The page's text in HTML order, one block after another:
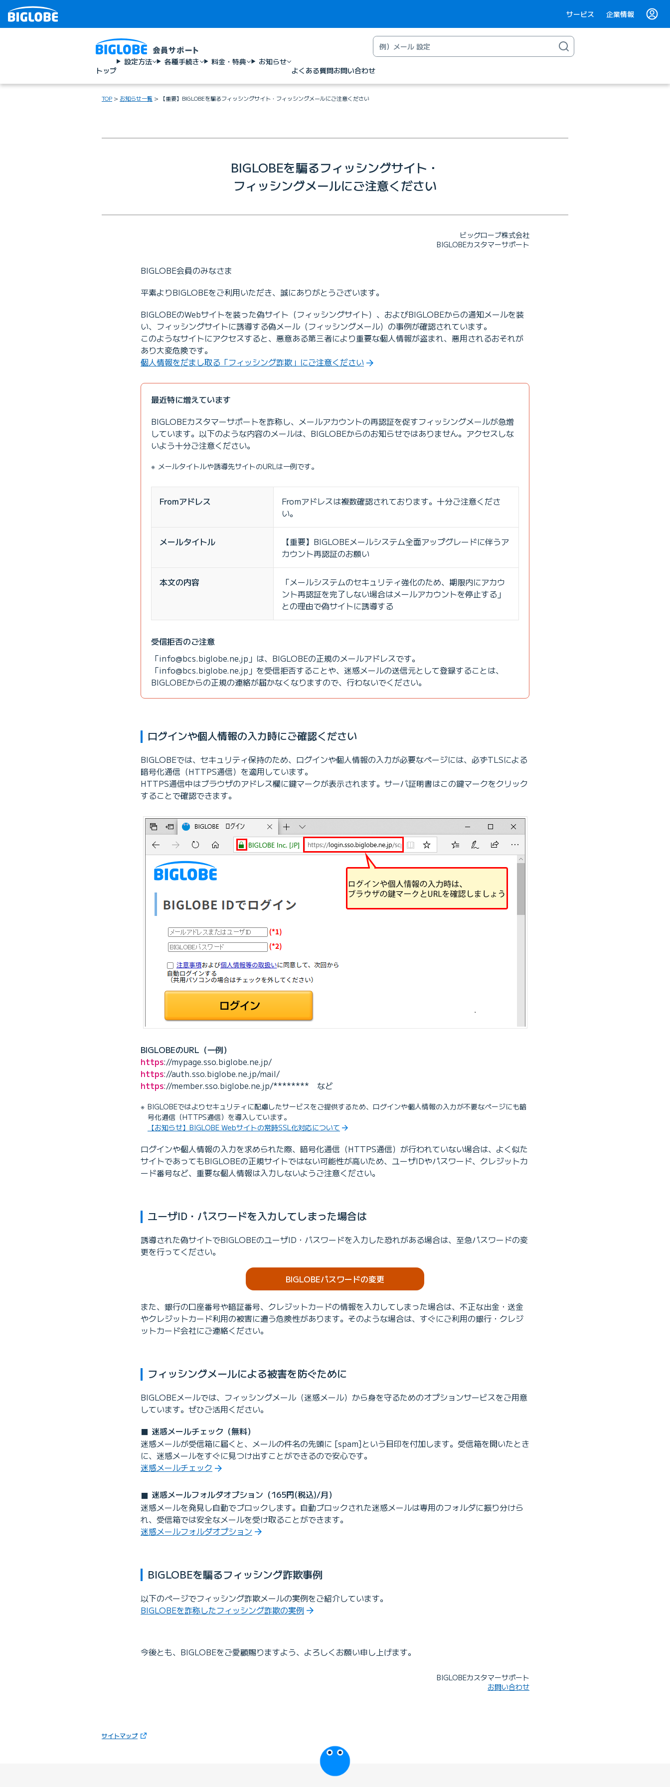
サービス 企業情報
トップ
設定方法 各種手続き 料金・特典
お知らせ
よくある質問お問い合わせ
TOP お知らせ一覧 【重要】BIGLOBEを騙るフィッシングサイト・フィッシングメールにご注意ください
BIGLOBEを騙るフィッシングサイト・
フィッシングメールにご注意ください
ビッグローブ株式会社
BIGLOBEカスタマーサポート
BIGLOBE会員のみなさま
平素よりBIGLOBEをご利用いただき、誠にありがとうございます。
BIGLOBEのWebサイトを装った偽サイト（フィッシングサイト）、およびBIGLOBEからの通知メールを装
い、フィッシングサイトに誘導する偽メール（フィッシングメール）の事例が確認されています。
このようなサイトにアクセスすると、悪意ある第三者により重要な個人情報が盗まれ、悪用されるおそれが
あり大変危険です。
個人情報をだまし取る「フィッシング詐欺」にご注意ください
最近特に増えています
BIGLOBEカスタマーサポートを詐称し、メールアカウントの再認証を促すフィッシングメールが急増
しています。以下のような内容のメールは、BIGLOBEからのお知らせではありません。アクセスしな
いよう十分ご注意ください。
メールタイトルや誘導先サイトのURLは一例です。
Fromアドレス
Fromアドレスは複数確認されております。十分ご注意くださ
い。
メールタイトル
【重要】BIGLOBEメールシステム全面アップグレードに伴うア
カウント再認証のお願い
本文の内容
「メールシステムのセキュリティ強化のため、期限内にアカウ
ント再認証を完了しない場合はメールアカウントを停止する」
との理由で偽サイトに誘導する
受信拒否のご注意
「info@bcs.biglobe.ne.jp」は、BIGLOBEの正規のメールアドレスです。
「info@bcs.biglobe.ne.jp」を受信拒否することや、迷惑メールの送信元として登録することは、
BIGLOBEからの正規の連絡が届かなくなりますので、行わないでください。
ログインや個人情報の入力時にご確認ください
BIGLOBEでは、セキュリティ保持のため、ログインや個人情報の入力が必要なページには、必ずTLSによる
暗号化通信（HTTPS通信）を適用しています。
HTTPS通信中はブラウザのアドレス欄に鍵マークが表示されます。サーバ証明書はこの鍵マークをクリック
することで確認できます。
BIGLOBEのURL（一例）
https://mypage.sso.biglobe.ne.jp/
https://auth.sso.biglobe.ne.jp/mail/
https://member.sso.biglobe.ne.jp/******** など
BIGLOBEではよりセキュリティに配慮したサービスをご提供するため、ログインや個人情報の入力が不要なページにも暗
号化通信（HTTPS通信）を導入しています。
【お知らせ】BIGLOBE Webサイトの常時SSL化対応について
ログインや個人情報の入力を求められた際、暗号化通信（HTTPS通信）が行われていない場合は、よく似た
サイトであってもBIGLOBEの正規サイトではない可能性が高いため、ユーザIDやパスワード、クレジットカ
ード番号など、重要な個人情報は入力しないようご注意ください。
ユーザID・パスワードを入力してしまった場合は
誘導された偽サイトでBIGLOBEのユーザID・パスワードを入力した恐れがある場合は、至急パスワードの変
更を行ってください。
BIGLOBEパスワードの変更
また、銀行の口座番号や暗証番号、クレジットカードの情報を入力してしまった場合は、不正な出金・送金
やクレジットカード利用の被害に遭う危険性があります。そのような場合は、すぐにご利用の銀行・クレジ
ットカード会社にご連絡ください。
フィッシングメールによる被害を防ぐために
BIGLOBEメールでは、フィッシングメール（迷惑メール）から身を守るためのオプションサービスをご用意
しています。ぜひご活用ください。
迷惑メールチェック（無料）
迷惑メールが受信箱に届くと、メールの件名の先頭に [spam]という目印を付加します。受信箱を開いたとき
に、迷惑メールをすぐに見つけ出すことができるので安心です。
迷惑メールチェック
迷惑メールフォルダオプション（165円(税込)/月）
迷惑メールを発見し自動でブロックします。自動ブロックされた迷惑メールは専用のフォルダに振り分けら
れ、受信箱では安全なメールを受け取ることができます。
迷惑メールフォルダオプション
BIGLOBEを騙るフィッシング詐欺事例
以下のページでフィッシング詐欺メールの実例をご紹介しています。
BIGLOBEを詐称したフィッシング詐欺の実例
今後とも、BIGLOBEをご愛顧賜りますよう、よろしくお願い申し上げます。
BIGLOBEカスタマーサポート
お問い合わせ
サイトマップ（新しいタブで開きます）
びっぷるのページ